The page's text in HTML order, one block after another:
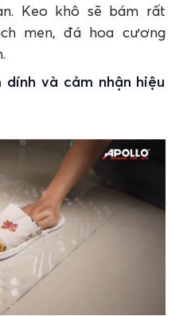
Keo khô sẽ bám rất
men, đá hoa cương
và cảm nhận hiệu